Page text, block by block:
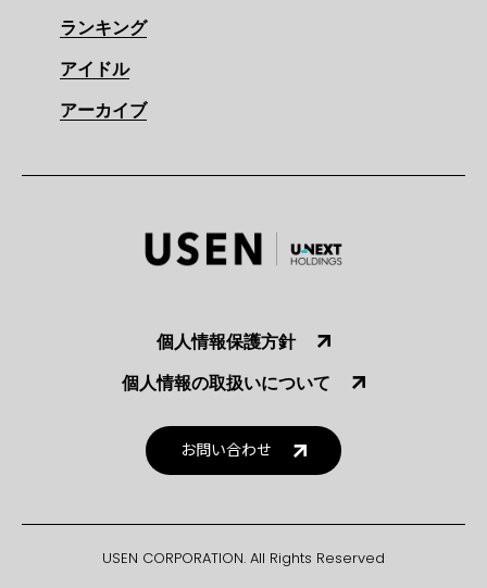
ランキング
アイドル
アーカイブ
個人情報保護方針
個人情報の取扱いについて
お問い合わせ
USEN CORPORATION. All Rights Reserved